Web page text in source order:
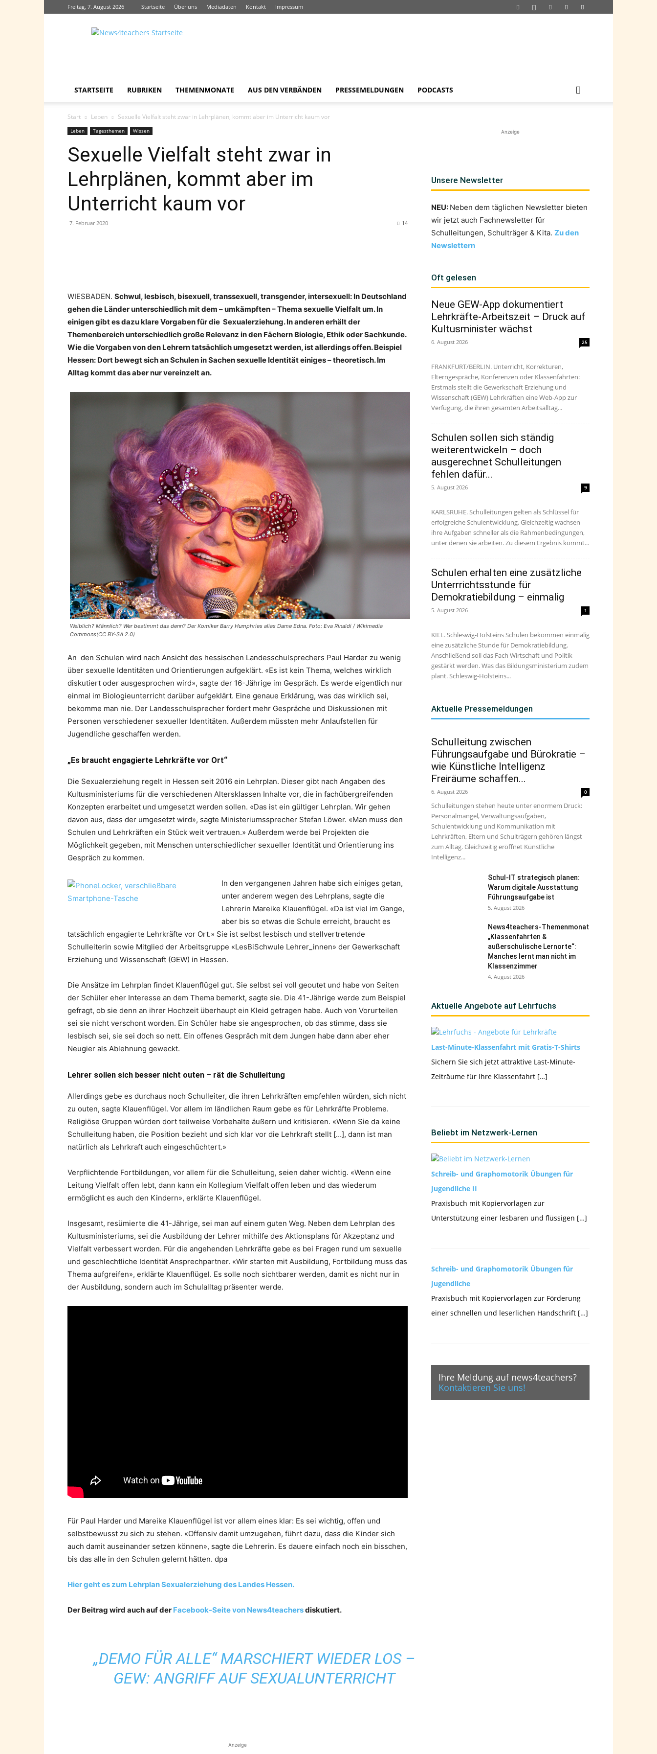
Freitag, 7. August 2026 Startseite Über uns Mediadaten Kontakt Impressum
News4teachers
STARTSEITE RUBRIKEN THEMENMONATE AUS DEN VERBÄNDEN PRESSEMELDUNGEN PODCASTS
Start Leben Sexuelle Vielfalt steht zwar in Lehrplänen, kommt aber im Unterricht kaum vor
Leben Tagesthemen Wissen
Sexuelle Vielfalt steht zwar in
Lehrplänen, kommt aber im
Unterricht kaum vor
7. Februar 2020 14
WIESBADEN. Schwul, lesbisch, bisexuell, transsexuell, transgender, intersexuell: In Deutschland
gehen die Länder unterschiedlich mit dem – umkämpften – Thema sexuelle Vielfalt um. In
einigen gibt es dazu klare Vorgaben für die Sexualerziehung. In anderen erhält der
Themenbereich unterschiedlich große Relevanz in den Fächern Biologie, Ethik oder Sachkunde.
Wie die Vorgaben von den Lehrern tatsächlich umgesetzt werden, ist allerdings offen. Beispiel
Hessen: Dort bewegt sich an Schulen in Sachen sexuelle Identität einiges – theoretisch. Im
Alltag kommt das aber nur vereinzelt an.
Weiblich? Männlich? Wer bestimmt das denn? Der Komiker Barry Humphries alias Dame Edna. Foto: Eva Rinaldi / Wikimedia
Commons(CC BY-SA 2.0)
An den Schulen wird nach Ansicht des hessischen Landesschulsprechers Paul Harder zu wenig
über sexuelle Identitäten und Orientierungen aufgeklärt. «Es ist kein Thema, welches wirklich
diskutiert oder ausgesprochen wird», sagte der 16-Jährige im Gespräch. Es werde eigentlich nur
einmal im Biologieunterricht darüber aufgeklärt. Eine genaue Erklärung, was das wirklich sei,
bekomme man nie. Der Landesschulsprecher fordert mehr Gespräche und Diskussionen mit
Personen verschiedener sexueller Identitäten. Außerdem müssten mehr Anlaufstellen für
Jugendliche geschaffen werden.
„Es braucht engagierte Lehrkräfte vor Ort“
Die Sexualerziehung regelt in Hessen seit 2016 ein Lehrplan. Dieser gibt nach Angaben des
Kultusministeriums für die verschiedenen Altersklassen Inhalte vor, die in fachübergreifenden
Konzepten erarbeitet und umgesetzt werden sollen. «Das ist ein gültiger Lehrplan. Wir gehen
davon aus, dass der umgesetzt wird», sagte Ministeriumssprecher Stefan Löwer. «Man muss den
Schulen und Lehrkräften ein Stück weit vertrauen.» Außerdem werde bei Projekten die
Möglichkeit gegeben, mit Menschen unterschiedlicher sexueller Identität und Orientierung ins
Gespräch zu kommen.
In den vergangenen Jahren habe sich einiges getan,
unter anderem wegen des Lehrplans, sagte die
Lehrerin Mareike Klauenflügel. «Da ist viel im Gange,
aber bis so etwas die Schule erreicht, braucht es
tatsächlich engagierte Lehrkräfte vor Ort.» Sie ist selbst lesbisch und stellvertretende
Schulleiterin sowie Mitglied der Arbeitsgruppe «LesBiSchwule Lehrer_innen» der Gewerkschaft
Erziehung und Wissenschaft (GEW) in Hessen.
Die Ansätze im Lehrplan findet Klauenflügel gut. Sie selbst sei voll geoutet und habe von Seiten
der Schüler eher Interesse an dem Thema bemerkt, sagte sie. Die 41-Jährige werde zum Beispiel
gefragt, ob sie denn an ihrer Hochzeit überhaupt ein Kleid getragen habe. Auch von Vorurteilen
sei sie nicht verschont worden. Ein Schüler habe sie angesprochen, ob das stimme, dass sie
lesbisch sei, sie sei doch so nett. Ein offenes Gespräch mit dem Jungen habe dann aber eher
Neugier als Ablehnung geweckt.
Lehrer sollen sich besser nicht outen – rät die Schulleitung
Allerdings gebe es durchaus noch Schulleiter, die ihren Lehrkräften empfehlen würden, sich nicht
zu outen, sagte Klauenflügel. Vor allem im ländlichen Raum gebe es für Lehrkräfte Probleme.
Religiöse Gruppen würden dort teilweise Vorbehalte äußern und kritisieren. «Wenn Sie da keine
Schulleitung haben, die Position bezieht und sich klar vor die Lehrkraft stellt […], dann ist man
natürlich als Lehrkraft auch eingeschüchtert.»
Verpflichtende Fortbildungen, vor allem für die Schulleitung, seien daher wichtig. «Wenn eine
Leitung Vielfalt offen lebt, dann kann ein Kollegium Vielfalt offen leben und das wiederum
ermöglicht es auch den Kindern», erklärte Klauenflügel.
Insgesamt, resümierte die 41-Jährige, sei man auf einem guten Weg. Neben dem Lehrplan des
Kultusministeriums, sei die Ausbildung der Lehrer mithilfe des Aktionsplans für Akzeptanz und
Vielfalt verbessert worden. Für die angehenden Lehrkräfte gebe es bei Fragen rund um sexuelle
und geschlechtliche Identität Ansprechpartner. «Wir starten mit Ausbildung, Fortbildung muss das
Thema aufgreifen», erklärte Klauenflügel. Es solle noch sichtbarer werden, damit es nicht nur in
der Ausbildung, sondern auch im Schulalltag präsenter werde.
Für Paul Harder und Mareike Klauenflügel ist vor allem eines klar: Es sei wichtig, offen und
selbstbewusst zu sich zu stehen. «Offensiv damit umzugehen, führt dazu, dass die Kinder sich
auch damit auseinander setzen können», sagte die Lehrerin. Es dauere einfach noch ein bisschen,
bis das alle in den Schulen gelernt hätten. dpa
Hier geht es zum Lehrplan Sexualerziehung des Landes Hessen.
Der Beitrag wird auch auf der Facebook-Seite von News4teachersdiskutiert.
„DEMO FÜR ALLE“ MARSCHIERT WIEDER LOS –
GEW: ANGRIFF AUF SEXUALUNTERRICHT
Anzeige
Anzeige
Unsere Newsletter
NEU: Neben dem täglichen Newsletter bieten
wir jetzt auch Fachnewsletter für
Schulleitungen, Schulträger & Kita. Zu den
Newslettern
Oft gelesen
Neue GEW-App dokumentiert
Lehrkräfte-Arbeitszeit – Druck auf
Kultusminister wächst
6. August 2026 25
FRANKFURT/BERLIN. Unterricht, Korrekturen,
Elterngespräche, Konferenzen oder Klassenfahrten:
Erstmals stellt die Gewerkschaft Erziehung und
Wissenschaft (GEW) Lehrkräften eine Web-App zur
Verfügung, die ihren gesamten Arbeitsalltag...
Schulen sollen sich ständig
weiterentwickeln – doch
ausgerechnet Schulleitungen
fehlen dafür...
5. August 2026 9
KARLSRUHE. Schulleitungen gelten als Schlüssel für
erfolgreiche Schulentwicklung. Gleichzeitig wachsen
ihre Aufgaben schneller als die Rahmenbedingungen,
unter denen sie arbeiten. Zu diesem Ergebnis kommt...
Schulen erhalten eine zusätzliche
Unterrrichtsstunde für
Demokratiebildung – einmalig
5. August 2026 1
KIEL. Schleswig-Holsteins Schulen bekommen einmalig
eine zusätzliche Stunde für Demokratiebildung.
Anschließend soll das Fach Wirtschaft und Politik
gestärkt werden. Was das Bildungsministerium zudem
plant. Schleswig-Holsteins...
Aktuelle Pressemeldungen
Schulleitung zwischen
Führungsaufgabe und Bürokratie –
wie Künstliche Intelligenz
Freiräume schaffen...
6. August 2026 0
Schulleitungen stehen heute unter enormem Druck:
Personalmangel, Verwaltungsaufgaben,
Schulentwicklung und Kommunikation mit
Lehrkräften, Eltern und Schulträgern gehören längst
zum Alltag. Gleichzeitig eröffnet Künstliche
Intelligenz...
Schul-IT strategisch planen:
Warum digitale Ausstattung
Führungsaufgabe ist
5. August 2026
News4teachers-Themenmonat
„Klassenfahrten &
außerschulische Lernorte“:
Manches lernt man nicht im
Klassenzimmer
4. August 2026
Aktuelle Angebote auf Lehrfuchs
Last-Minute-Klassenfahrt mit Gratis-T-Shirts
Sichern Sie sich jetzt attraktive Last-Minute-
Zeiträume für Ihre Klassenfahrt […]
Beliebt im Netzwerk-Lernen
Schreib- und Graphomotorik Übungen für
Jugendliche II
Praxisbuch mit Kopiervorlagen zur
Unterstützung einer lesbaren und flüssigen […]
Schreib- und Graphomotorik Übungen für
Jugendliche
Praxisbuch mit Kopiervorlagen zur Förderung
einer schnellen und leserlichen Handschrift […]
Ihre Meldung auf news4teachers?
Kontaktieren Sie uns!